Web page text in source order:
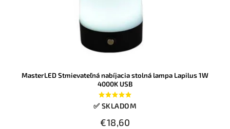
MasterLED Stmievateľná nabíjacia stolná lampa Lapilus 1W
4000K USB
✅ SKLADOM
€18,60